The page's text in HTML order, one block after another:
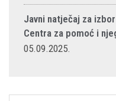
Javni natječaj za
Centra za pomoć i
05.09.2025.